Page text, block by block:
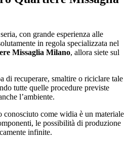
con grande esperienza alle
in regola specializzata nel
Missaglia Milano, allora siete sul
di recuperare, smaltire o riciclare tale
tutte quelle procedure previste
l’ambiente.
come widia è un materiale
le possibilità di produzione
infinite.